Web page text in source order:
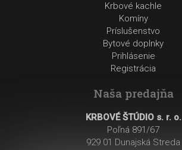
Krbové kachle
Komíny
Príslušenstvo
Bytové doplnky
Prihlásenie
Registrácia
Naša predajňa
KRBOVÉ ŠTÚDIO s. r. o.
Poľná 891/67
929 01 Dunajská Streda